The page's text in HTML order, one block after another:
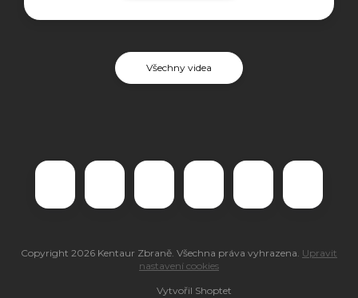
Všechny videa
Vytvořil Shoptet
Copyright 2026 Kentaur Zbraně. Všechna práva vyhrazena. Upravit
nastavení cookies